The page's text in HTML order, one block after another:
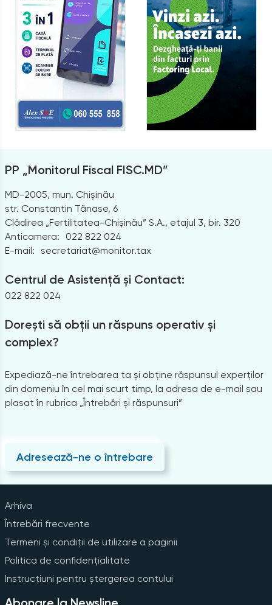
PP „Monitorul Fiscal FISC.MD”
MD-2005, mun. Chișinău
str. Constantin Tănase, 6
Clădirea „Fertilitatea-Chișinău” S.A., etajul 3, bir. 320
Anticamera:
022 822 024
E-mail: secretariat@monitor.tax
Centrul de Asistență și Contact:
022 822 024
Dorești să obții un răspuns operativ și
complex?
Expediază-ne întrebarea ta și obține răspunsul experților
din domeniu în cel mai scurt timp, la adresa de e-mail sau
plasat în rubrica „Întrebări și răspunsuri”
Adresează-ne o întrebare
Arhiva
Întrebări frecvente
Termeni și condiții de utilizare a paginii
Politica de confidențialitate
Instrucțiuni pentru ștergerea contului